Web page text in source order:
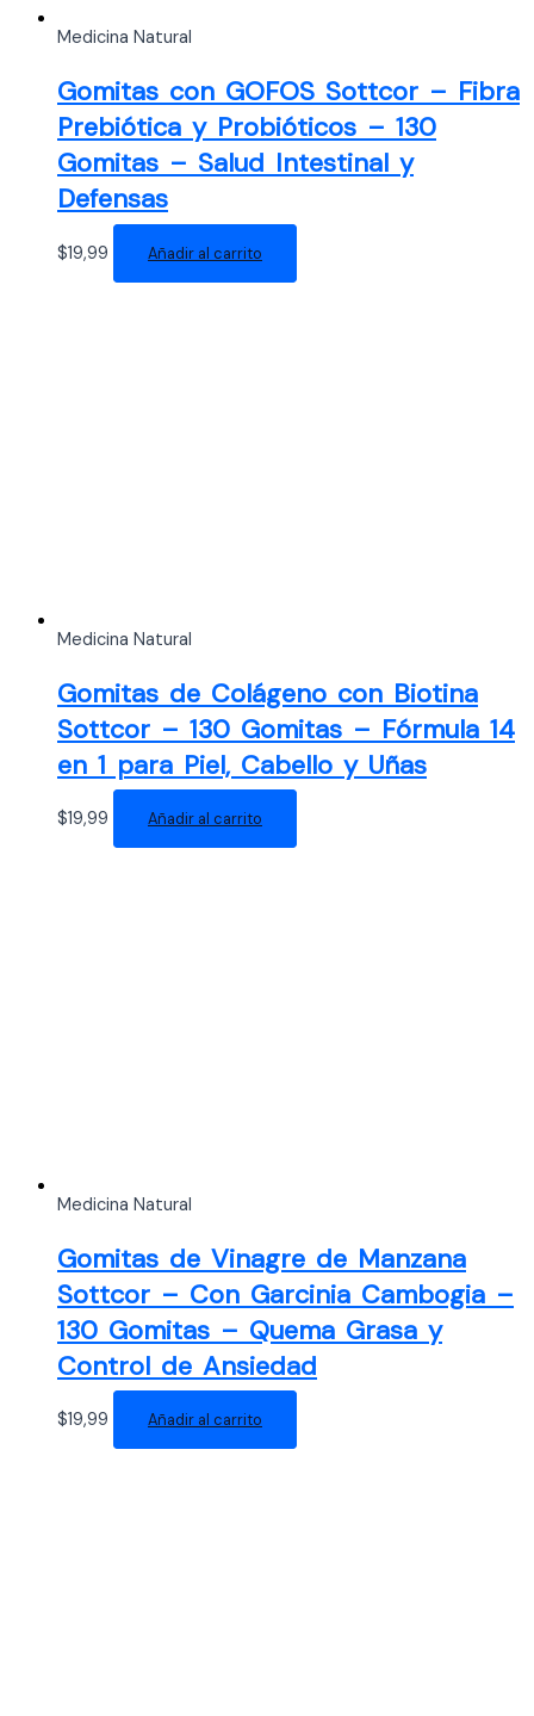
Medicina Natural
Gomitas con GOFOS Sottcor – Fibra
Prebiótica y Probióticos – 130
Gomitas – Salud Intestinal y
Defensas
$19,99 Añadir al carrito
Medicina Natural
Gomitas de Colágeno con Biotina
Sottcor – 130 Gomitas – Fórmula 14
en 1 para Piel, Cabello y Uñas
$19,99 Añadir al carrito
Medicina Natural
Gomitas de Vinagre de Manzana
Sottcor – Con Garcinia Cambogia –
130 Gomitas – Quema Grasa y
Control de Ansiedad
$19,99 Añadir al carrito